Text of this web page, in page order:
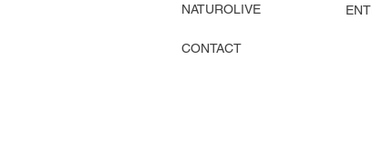
NATUROLIVE
CONTACT